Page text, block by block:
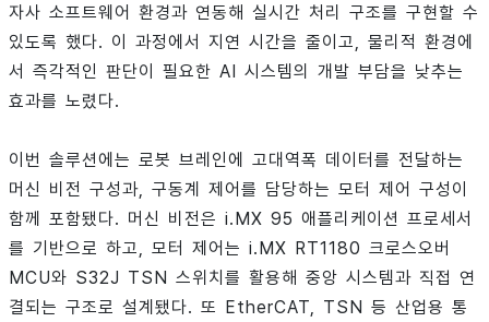
자사 소프트웨어 환경과 연동해 실시간 처리 구조를 구현할 수
있도록 했다. 이 과정에서 지연 시간을 줄이고, 물리적 환경에
서 즉각적인 판단이 필요한 AI 시스템의 개발 부담을 낮추는
효과를 노렸다.
이번 솔루션에는 로봇 브레인에 고대역폭 데이터를 전달하는
머신 비전 구성과, 구동계 제어를 담당하는 모터 제어 구성이
함께 포함됐다. 머신 비전은 i.MX 95 애플리케이션 프로세서
를 기반으로 하고, 모터 제어는 i.MX RT1180 크로스오버
MCU와 S32J TSN 스위치를 활용해 중앙 시스템과 직접 연
결되는 구조로 설계됐다. 또 EtherCAT, TSN 등 산업용 통